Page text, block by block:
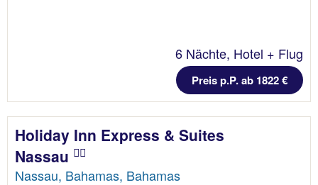
6 Nächte, Hotel + Flug
Preis p.P. ab 1822 €
Holiday Inn Express & Suites
Nassau
Nassau, Bahamas, Bahamas